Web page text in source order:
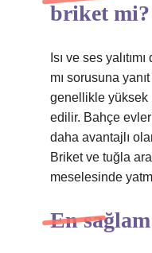
briket mi?
Isı ve ses
mı sorusuna
genellikle yüksek
edilir. Bahçe
daha avantajlı
Briket ve tuğla
meselesinde
En